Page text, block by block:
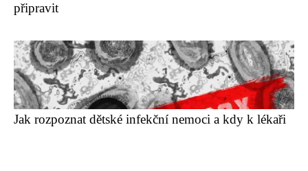
připravit
Jak rozpoznat dětské infekční nemoci a kdy k lékaři